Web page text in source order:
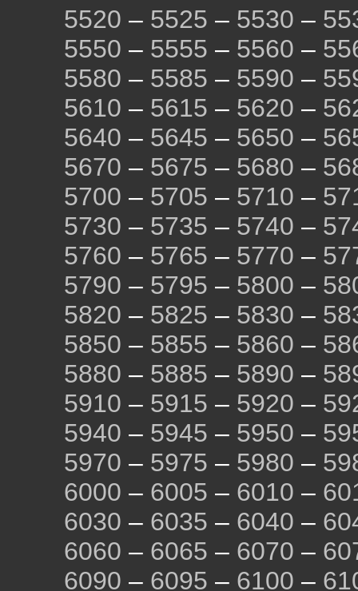
5520 – 5525 – 5530 –
5550 – 5555 – 5560 –
5580 – 5585 – 5590 –
5610 – 5615 – 5620 –
5640 – 5645 – 5650 –
5670 – 5675 – 5680 –
5700 – 5705 – 5710 –
5730 – 5735 – 5740 –
5760 – 5765 – 5770 –
5790 – 5795 – 5800 –
5820 – 5825 – 5830 –
5850 – 5855 – 5860 –
5880 – 5885 – 5890 –
5910 – 5915 – 5920 –
5940 – 5945 – 5950 –
5970 – 5975 – 5980 –
6000 – 6005 – 6010 –
6030 – 6035 – 6040 –
6060 – 6065 – 6070 –
6090 – 6095 – 6100 –